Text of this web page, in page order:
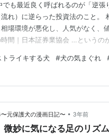
でも最近良く呼ばれるのが「逆
れ）に逆らった投資法のこと。
場環境が悪化し、人気がなく、
間｜日本証券業協会 …というの
はこの使い方に近い意味で「なん
。 なんか悪口言われてる？ つま
トライキする犬 #犬の気まぐれ
元保護犬の漫画日記〜 • 3年前
微妙に気になる足のリズム